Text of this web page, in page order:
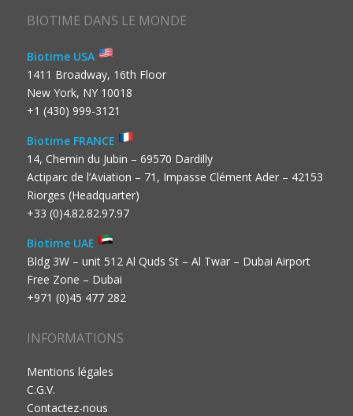
BIOTIME DANS LE MONDE
Biotime USA
1411 Broadway, 16th Floor
New York, NY 10018
+1 (430) 999-3121
Biotime FRANCE
14, Chemin du Jubin – 69570 Dardilly
Actiparc de l’Aviation – 71, Impasse Clément Ader – 42153
Riorges (Headquarter)
+33 (0)4.82.82.97.97
Biotime UAE
Bldg 3W – unit 512 Al Quds St – Al Twar – Dubai Airport
Free Zone – Dubai
+971 (0)45 477 282
INFORMATIONS
Mentions légales
C.G.V.
Contactez-nous